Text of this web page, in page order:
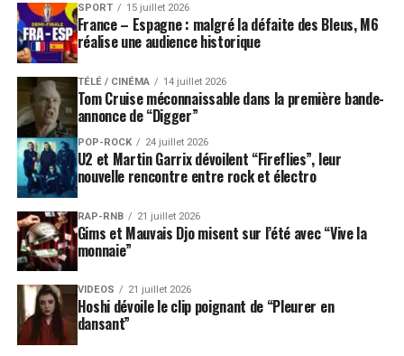
SPORT 15 juillet 2026
France – Espagne : malgré la défaite des Bleus, M6
réalise une audience historique
TÉLÉ / CINÉMA 14 juillet 2026
Tom Cruise méconnaissable dans la première bande-
annonce de “Digger”
POP-ROCK 24 juillet 2026
U2 et Martin Garrix dévoilent “Fireflies”, leur
nouvelle rencontre entre rock et électro
RAP-RNB 21 juillet 2026
Gims et Mauvais Djo misent sur l’été avec “Vive la
monnaie”
VIDEOS 21 juillet 2026
Hoshi dévoile le clip poignant de “Pleurer en
dansant”